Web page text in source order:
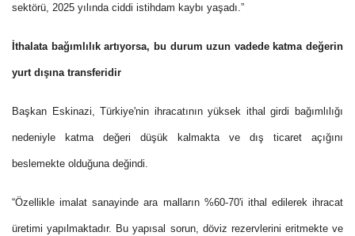
sektörü, 2025 yılında ciddi istihdam kaybı yaşadı.”
İthalata bağımlılık artıyorsa, bu durum uzun vadede katma değerin
yurt dışına transferidir
Başkan Eskinazi, Türkiye'nin ihracatının yüksek ithal girdi bağımlılığı
nedeniyle katma değeri düşük kalmakta ve dış ticaret açığını
beslemekte olduğuna değindi.
“Özellikle imalat sanayinde ara malların %60-70'i ithal edilerek ihracat
üretimi yapılmaktadır. Bu yapısal sorun, döviz rezervlerini eritmekte ve